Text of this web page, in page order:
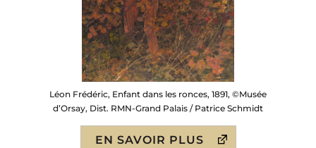
Léon Frédéric, Enfant dans les ronces, 1891, ©Musée
d’Orsay, Dist. RMN-Grand Palais / Patrice Schmidt
EN SAVOIR PLUS